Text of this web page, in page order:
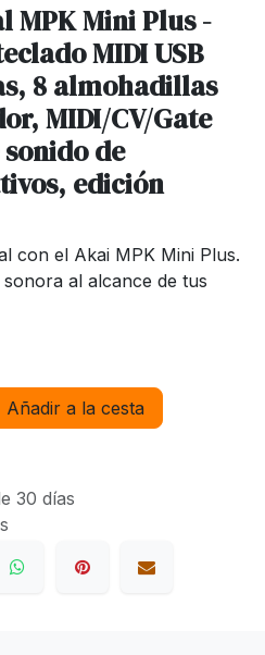
MPK Mini Plus -
MIDI USB
8 almohadillas
MIDI/CV/Gate
de
edición
con el Akai MPK Mini Plus.
al alcance de tus
Añadir a la cesta
30 días